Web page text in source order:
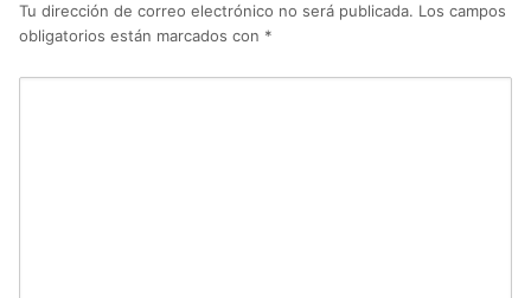
Tu dirección de correo electrónico no será publicada. Los campos
obligatorios están marcados con *